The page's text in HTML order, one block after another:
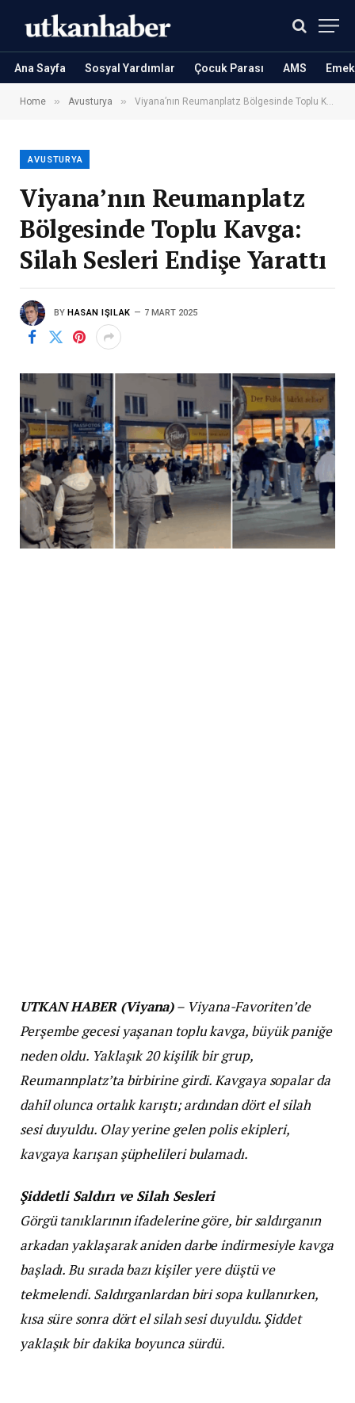
Ana Sayfa Sosyal Yardımlar Çocuk Parası AMS
Home » Avusturya » Viyana’nın Reumanplatz Bölgesinde Toplu Kavga: Silah Sesleri Endişe Yarattı
AVUSTURYA
Viyana’nın Reumanplatz
Bölgesinde Toplu Kavga:
Silah Sesleri Endişe Yarattı
BY HASAN IŞILAK 7 MART 2025
UTKAN HABER (Viyana)– Viyana-Favoriten’de
Perşembe gecesi yaşanan toplu kavga, büyük paniğe
neden oldu. Yaklaşık 20 kişilik bir grup,
Reumannplatz’ta birbirine girdi. Kavgaya sopalar da
dahil olunca ortalık karıştı; ardından dört el silah
sesi duyuldu. Olay yerine gelen polis ekipleri,
kavgaya karışan şüphelileri bulamadı.
Şiddetli Saldırı ve Silah Sesleri
Görgü tanıklarının ifadelerine göre, bir saldırganın
arkadan yaklaşarak aniden darbe indirmesiyle kavga
başladı. Bu sırada bazı kişiler yere düştü ve
tekmelendi. Saldırganlardan biri sopa kullanırken,
kısa süre sonra dört el silah sesi duyuldu. Şiddet
yaklaşık bir dakika boyunca sürdü.